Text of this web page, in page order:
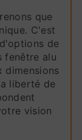
que
C'est
de
fenêtre alu
dimensions
liberté de
vision